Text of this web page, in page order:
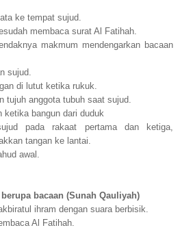
ke tempat sujud.
membaca surat Al Fatihah.
makmum mendengarkan bacaan
sujud.
di lutut ketika rukuk.
tujuh anggota tubuh saat sujud.
ketika bangun dari duduk
pada rakaat pertama dan ketiga,
tangan ke lantai.
awal.
bacaan (Sunah Qauliyah)
ihram dengan suara berbisik.
Al Fatihah.